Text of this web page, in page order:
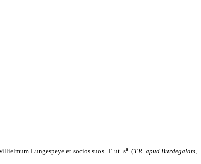
Lungespeye et socios suos. T. ut. sa. (T.R. apud Burdegalam,